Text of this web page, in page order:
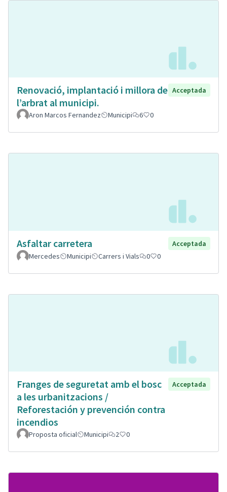
Renovació, implantació i millora de
l’arbrat al municipi.
Acceptada
Aron Marcos Fernandez Municipi 6 0
Asfaltar carretera
Acceptada
Mercedes
Municipi Carrers i Vials 0 0
Franges de seguretat amb el bosc
a les urbanitzacions /
Reforestación y prevención contra
incendios
Acceptada
Proposta oficial Municipi 2 0